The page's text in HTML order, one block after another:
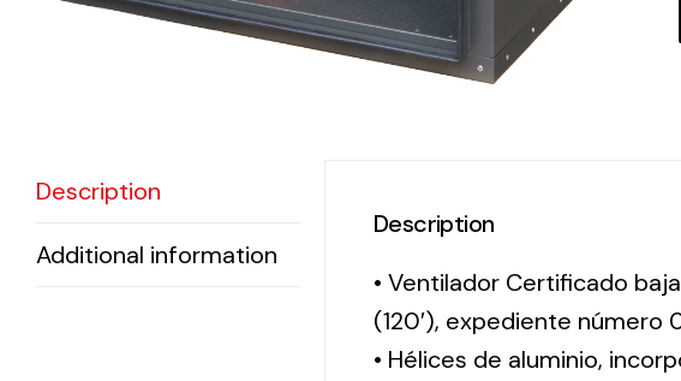
electrical
material for
each project
Description
Additional information
Description
• Ventilador Certificado
(120′), expediente número
• Hélices de aluminio,